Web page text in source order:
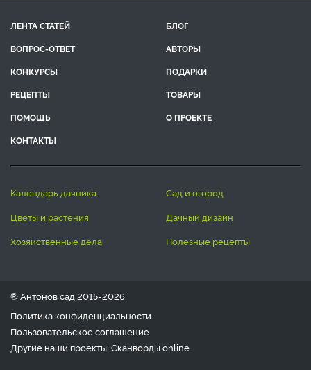
ЛЕНТА СТАТЕЙ
БЛОГ
ВОПРОС-ОТВЕТ
АВТОРЫ
КОНКУРСЫ
ПОДАРКИ
РЕЦЕПТЫ
ТОВАРЫ
ПОМОЩЬ
О ПРОЕКТЕ
КОНТАКТЫ
календарь дачника
сад и огород
цветы и растения
дачный дизайн
хозяйственные дела
полезные рецепты
® Антонов сад 2015-2026
Политика конфиденциальности
Пользовательское соглашение
Другие наши проекты: Сканвордыonline